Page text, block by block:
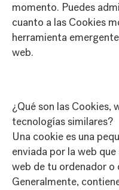
momento. Puedes
cuanto a las Cookies
herramienta
web.
¿Qué son las Cookies,
tecnologías similares?
Una cookie es una
enviada por la web
web de tu ordenador
Generalmente,